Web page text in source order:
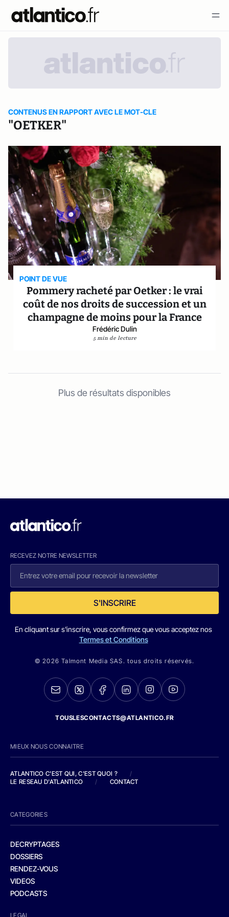
CONTENUS EN RAPPORT AVEC LE MOT-CLE
"OETKER"
POINT DE VUE
Pommery racheté par Oetker : le vrai
coût de nos droits de succession et un
champagne de moins pour la France
Frédéric Dulin
5 min de lecture
Plus de résultats disponibles
RECEVEZ NOTRE NEWSLETTER
S'INSCRIRE
En cliquant sur s'inscrire, vous confirmez que vous acceptez nos
Termes et Conditions
© 2026 Talmont Media SAS. tous droits réservés.
TOUSLESCONTACTS@ATLANTICO.FR
MIEUX NOUS CONNAITRE
ATLANTICO C'EST QUI, C'EST QUOI ?
/
LE RESEAU D'ATLANTICO
/ CONTACT
CATEGORIES
DECRYPTAGES
DOSSIERS
RENDEZ-VOUS
VIDEOS
PODCASTS
LEGAL